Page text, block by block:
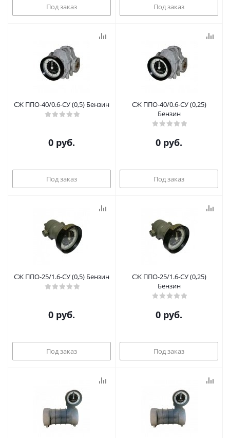
Под заказ Под заказ
СЖ ППО-40/0.6-СУ (0,5) Бензин
0 руб.
Под заказ
СЖ ППО-40/0.6-СУ (0,25)
Бензин
0 руб.
Под заказ
СЖ ППО-25/1.6-СУ (0,5) Бензин
0 руб.
Под заказ
СЖ ППО-25/1.6-СУ (0,25)
Бензин
0 руб.
Под заказ